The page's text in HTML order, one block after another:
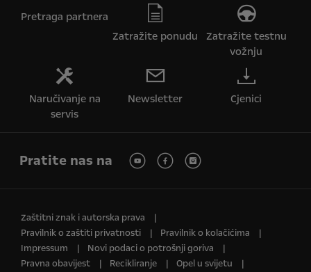
Pretraga partnera
Zatražite ponudu
Zatražite testnu
vožnju
Naručivanje na
servis
Newsletter Cjenici
Pratite nas na
Zaštitni znak i autorska prava
Pravilnik o zaštiti privatnosti
Pravilnik o kolačićima
Impressum
Novi podaci o potrošnji goriva
Pravna obavijest
Recikliranje
Opel u svijetu